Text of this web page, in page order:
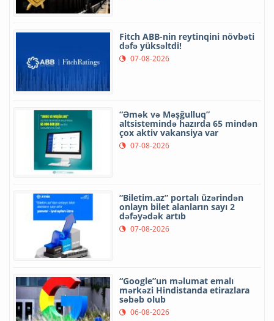
Fitch ABB-nin reytinqini növbəti
dəfə yüksəltdi!
07-08-2026
“Əmək və Məşğulluq”
altsistemində hazırda 65 mindən
çox aktiv vakansiya var
07-08-2026
“Biletim.az” portalı üzərindən
onlayn bilet alanların sayı 2
dəfəyədək artıb
07-08-2026
“Google”un məlumat emalı
mərkəzi Hindistanda etirazlara
səbəb olub
06-08-2026